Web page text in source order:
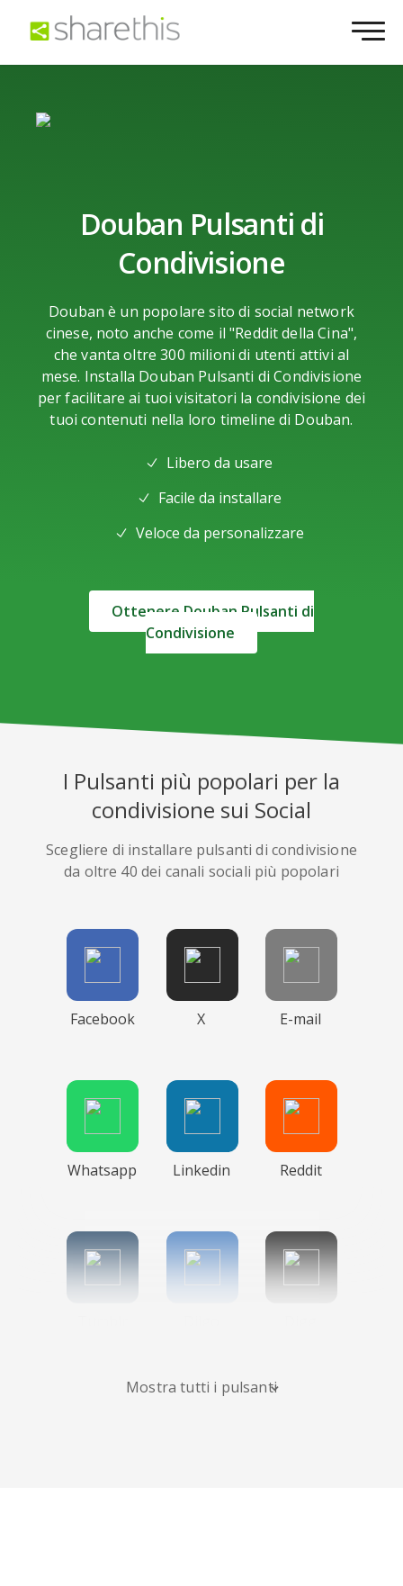
Douban Pulsanti di
Condivisione
Douban è un popolare sito di social network
cinese, noto anche come il "Reddit della Cina",
che vanta oltre 300 milioni di utenti attivi al
mese. Installa Douban Pulsanti di Condivisione
per facilitare ai tuoi visitatori la condivisione dei
tuoi contenuti nella loro timeline di Douban.
Libero da usare
Facile da installare
Veloce da personalizzare
Ottenere Douban Pulsanti di
Condivisione
I Pulsanti più popolari per la
condivisione sui Social
Scegliere di installare pulsanti di condivisione
da oltre 40 dei canali sociali più popolari
Facebook X E-mail
Whatsapp Linkedin Reddit
Mostra tutti i pulsanti